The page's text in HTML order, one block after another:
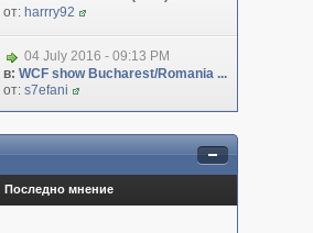
от: harrry92
04 July 2016 - 09:13 PM
в: WCF show Bucharest/Romania ...
от: s7efani
Последно мнение